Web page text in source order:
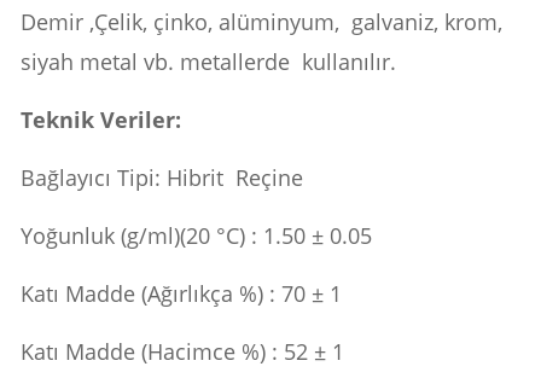
Demir ,Çelik, çinko, alüminyum, galvaniz, krom,
siyah metal vb. metallerde kullanılır.
Teknik Veriler:
Bağlayıcı Tipi: Hibrit Reçine
Yoğunluk (g/ml)(20 °C) : 1.50 ± 0.05
Katı Madde (Ağırlıkça %) : 70 ± 1
Katı Madde (Hacimce %) : 52 ± 1